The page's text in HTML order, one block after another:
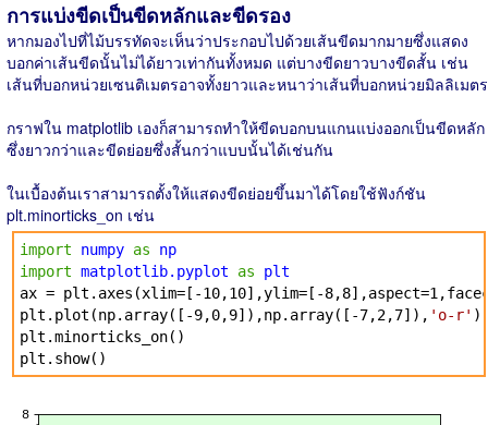
การแบ่งขีดเป็นขีดหลักและขีดรอง
หากมองไปที่ไม้บรรทัดจะเห็นว่าประกอบไปด้วยเส้นขีดมากมายซึ่งแสดง
บอกค่าเส้นขีดนั้นไม่ได้ยาวเท่ากันทั้งหมด แต่บางขีดยาวบางขีดสั้น เช่น
เส้นที่บอกหน่วยเซนติเมตรอาจทั้งยาวและหนาว่าเส้นที่บอกหน่วยมิลลิเมตร
กราฟใน matplotlib เองก็สามารถทำให้ขีดบอกบนแกนแบ่งออกเป็นขีดหลัก
ซึ่งยาวกว่าและขีดย่อยซึ่งสั้นกว่าแบบนั้นได้เช่นกัน
ในเบื้องต้นเราสามารถตั้งให้แสดงขีดย่อยขึ้นมาได้โดยใช้ฟังก์ชัน
plt.minorticks_on เช่น
import numpy as
np
import matplotlib.pyplot as
plt
ax = plt.axes(xlim=[-10,10],ylim=[-
plt.plot(np.array([-9,0,9]),np.array([-7,2,7]), 'o-r' )
plt.minorticks_on()
plt.show()